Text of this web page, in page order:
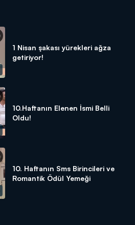
1 Nisan şakası yürekleri ağza
getiriyor!
10.Haftanın Elenen İsmi Belli
Oldu!
10. Haftanın Sms Birincileri ve
Romantik Ödül Yemeği